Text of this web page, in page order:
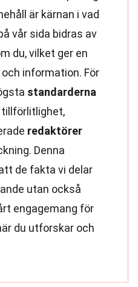
är kärnan i vad
vår sida bidras av
du, vilket ger en
information. För
standarderna
tillförlitlighet,
redaktörer
Denna
de fakta vi delar
utan också
engagemang för
du utforskar och